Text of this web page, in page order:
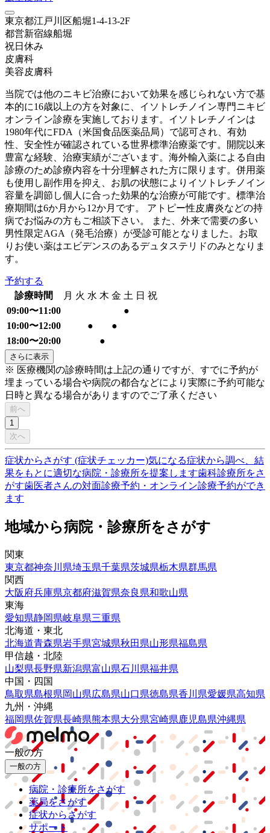
東京都江戸川区船堀1-4-13-2F
都営新宿線船堀
祝日 休み
皮膚科
美容皮膚科
当院では他のニキビ治療において効果を感じられない方で基
本的に16歳以上の方を対象に、イソトレチノイン専門ニキビ
オンライン診療を実施しております。イソトレチノインは
1980年代にFDA（米国食品医薬品局）で認可され、有効
性、安全性が確認されている世界標準治療薬です。開院以来
豊富な経験、治療実績がございます。海外輸入薬による自由
診療のため診療内容を十分理解された方に限ります。併用薬
も使用し副作用を抑え、お肌の状態によりイソトレチノイン
容量を調節し個人に合った効果的な治療が可能です。標準治
療期間は6か月から12か月です。 アトピー性皮膚炎などの持
病でお悩みの方もご相談下さい。 また、外来で需要の多い
男性限定AGA（発毛治療）が受診可能となりました。お取
りお使い薬はエビデンスのあるデュタステリドのみとなりま
す。
予約する
診療時間
月 火 水 木 金 土 日 祝
09:00〜11:00
●
10:00〜12:00
●
●
18:00〜20:00
●
さらに表示
※ 医療機関の診療時間は上記の通りですが、すでに予約が
埋まっている場合や病院の都合などにより実際に予約可能な
日時と異なる場合がありますのでご了承ください
前へ
1
次へ
症状からさがす (症状チェッカー)気になる症状から調べ、結
果をもとに適切な病院・診療所を提案します歯科診療所をさ
がす歯医者さんの対面診療予約・オンライン診療予約ができ
ます
地域から病院・診療所をさがす
関東
東京都神奈川県埼玉県千葉県茨城県栃木県群馬県
関西
大阪府兵庫県京都府滋賀県奈良県和歌山県
東海
愛知県静岡県岐阜県三重県
北海道・東北
北海道青森県岩手県宮城県秋田県山形県福島県
甲信越・北陸
山梨県長野県新潟県富山県石川県福井県
中国・四国
鳥取県島根県岡山県広島県山口県徳島県香川県愛媛県高知県
九州・沖縄
福岡県佐賀県長崎県熊本県大分県宮崎県鹿児島県沖縄県
一般の方
一般の方
病院・診療所をさがす
薬局をさがす
症状からさがす
サポート